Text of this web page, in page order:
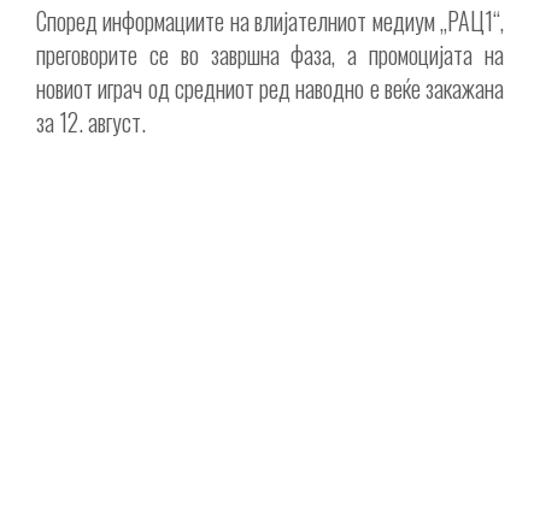
Според информациите на влијателниот медиум „РАЦ1“,
преговорите се во завршна фаза, а промоцијата на
новиот играч од средниот ред наводно е веќе закажана
за 12. август.